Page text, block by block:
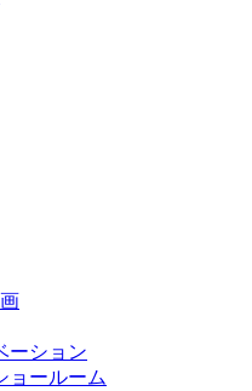
ーション
ョールーム